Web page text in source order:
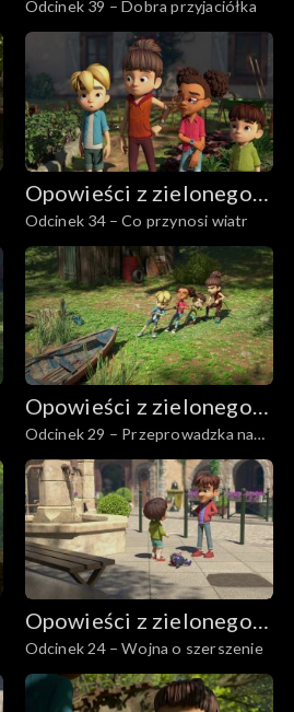
lasu
Odcinek 39 – Dobra przyjaciółka
Opowieści z zielonego
lasu
Odcinek 34 – Co przynosi wiatr
Opowieści z zielonego
lasu
Odcinek 29 – Przeprowadzka na
wieś, część 3
Opowieści z zielonego
lasu
Odcinek 24 – Wojna o szerszenie